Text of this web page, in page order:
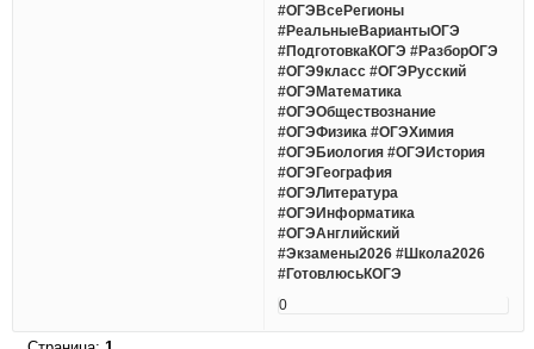
#ОГЭВсеРегионы
#РеальныеВариантыОГЭ
#ПодготовкаКОГЭ #РазборОГЭ
#ОГЭ9класс #ОГЭРусский
#ОГЭМатематика
#ОГЭОбществознание
#ОГЭФизика #ОГЭХимия
#ОГЭБиология #ОГЭИстория
#ОГЭГеография
#ОГЭЛитература
#ОГЭИнформатика
#ОГЭАнглийский
#Экзамены2026 #Школа2026
#ГотовлюсьКОГЭ
0